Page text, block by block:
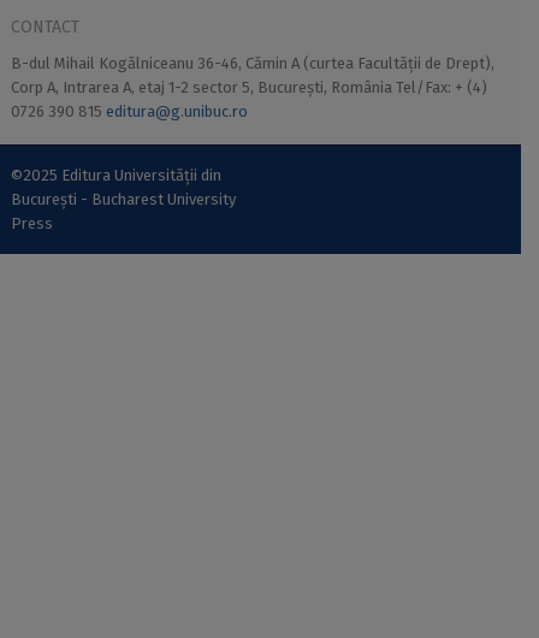
CONTACT
B-dul Mihail Kogălniceanu 36-46, Cămin A (curtea Facultății de Drept),
Corp A, Intrarea A, etaj 1-2 sector 5, București, România Tel/Fax: + (4)
0726 390 815 editura@g.unibuc.ro
©2025 Editura Universității din
București - Bucharest University
Press